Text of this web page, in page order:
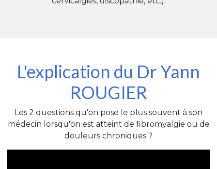
L'explication du Dr Yann
ROUGIER
Les 2 questions qu'on pose le plus souvent à son
médecin lorsqu'on est atteint de fibromyalgie ou de
douleurs chroniques ?